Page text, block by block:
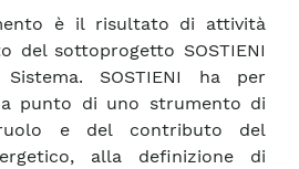
è il risultato di attività
del sottoprogetto SOSTIENI
SOSTIENI ha per
punto di uno strumento di
e del contributo del
alla definizione di